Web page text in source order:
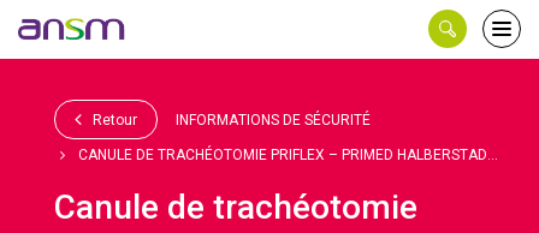
le
Retour INFORMATIONS DE SÉCURITÉ
CANULE DE TRACHÉOTOMIE PRIFLEX – PRIMED HALBERSTAD...
Canule de trachéotomie